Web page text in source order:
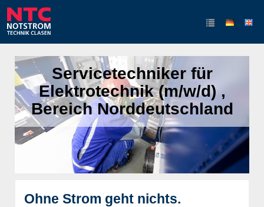
Servicetechniker für
Elektrotechnik (m/w/d) ,
Bereich Norddeutschland
Ohne Strom geht nichts.